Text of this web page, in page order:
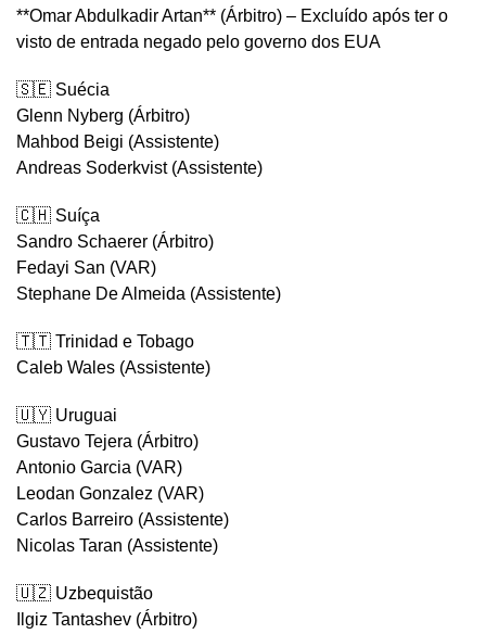
**Omar Abdulkadir Artan** (Árbitro) – Excluído após ter o
visto de entrada negado pelo governo dos EUA
🇸🇪 Suécia
Glenn Nyberg (Árbitro)
Mahbod Beigi (Assistente)
Andreas Soderkvist (Assistente)
🇨🇭 Suíça
Sandro Schaerer (Árbitro)
Fedayi San (VAR)
Stephane De Almeida (Assistente)
🇹🇹 Trinidad e Tobago
Caleb Wales (Assistente)
🇺🇾 Uruguai
Gustavo Tejera (Árbitro)
Antonio Garcia (VAR)
Leodan Gonzalez (VAR)
Carlos Barreiro (Assistente)
Nicolas Taran (Assistente)
🇺🇿 Uzbequistão
Ilgiz Tantashev (Árbitro)